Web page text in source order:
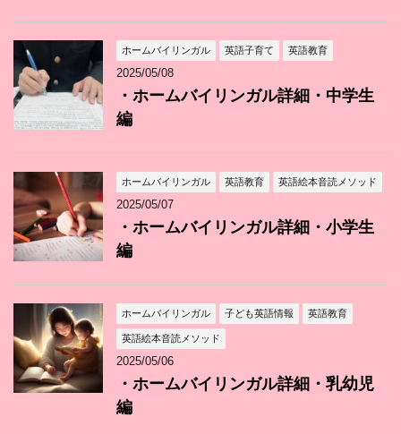
ホームバイリンガル 英語子育て 英語教育
2025/05/08
・ホームバイリンガル詳細・中学生
編
ホームバイリンガル 英語教育 英語絵本音読メソッド
2025/05/07
・ホームバイリンガル詳細・小学生
編
ホームバイリンガル 子ども英語情報 英語教育
英語絵本音読メソッド
2025/05/06
・ホームバイリンガル詳細・乳幼児
編